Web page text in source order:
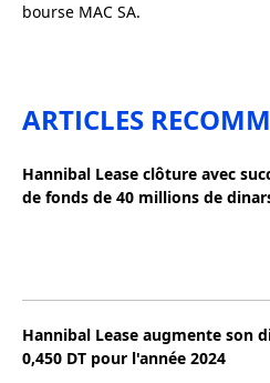
bourse MAC SA.
ARTICLES
Hannibal Lease clôture avec
de fonds de 40 millions de
Hannibal Lease augmente son
0,450 DT pour l'année 2024